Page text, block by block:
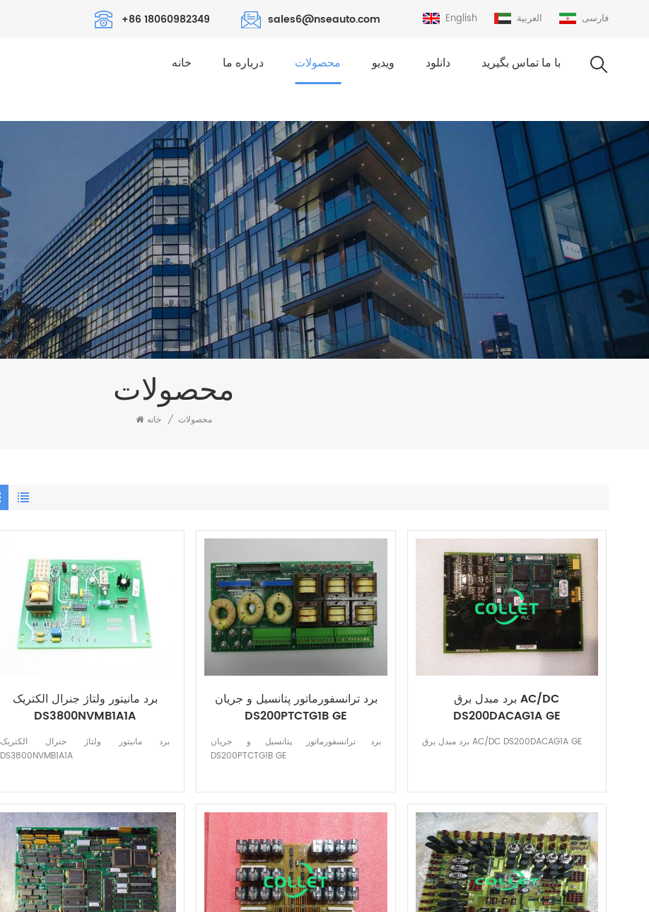
English العربية فارسی +86 18060982349 sales6@nseauto.com
خانه درباره ما محصولات ویدیو دانلود با ما تماس بگیرید
محصولات
خانه / محصولات
برد مانیتور ولتاژ جنرال الکتریک
DS3800NVMB1A1A
برد مانیتور ولتاژ جنرال الکتریک
DS3800NVMB1A1A
برد ترانسفورماتور پتانسیل و جریان
DS200PTCTG1B GE
برد ترانسفورماتور پتانسیل و جریان
DS200PTCTG1B GE
برد مبدل برق AC/DC
DS200DACAG1A GE
برد مبدل برق AC/DC DS200DACAG1A GE